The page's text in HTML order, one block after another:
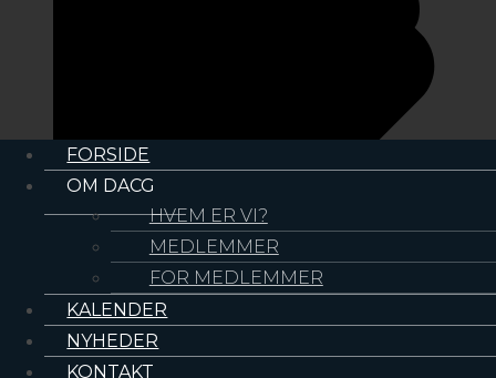
FORSIDE
OM DACG
HVEM ER VI?
MEDLEMMER
FOR MEDLEMMER
KALENDER
NYHEDER
KONTAKT